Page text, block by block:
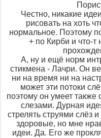
Честно, никакие
рисовать на хоть
нормальное. Поэтому
+ по Кирби и что-т
А, ну и ещё норм
стикмена - Лачри. Он
ни на время ни на
может эти потоки
поэтому он умеет также
слезами. Дурная
стрелять струями слёз
здоровые, но мне
идеи. Да. Его же